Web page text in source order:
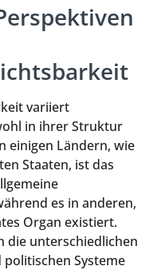
variiert
in ihrer Struktur
einigen Ländern, wie
Staaten, ist das
es in anderen,
Organ existiert.
die unterschiedlichen
Systeme